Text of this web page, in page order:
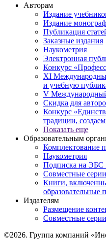
Авторам
Издание
Издание
Публикация
Заказные издания
Наукометрия
Электронная
Конкурс
XI
и учебную
V
Скидка для
Конкурс
традиции,
Показать еще
Образовательным
Комплектование
Наукометрия
Подписка на ЭБС
Совместные серии
Книги,
Издателям
Размещение
Совместные серии
©2026. Группа компаний